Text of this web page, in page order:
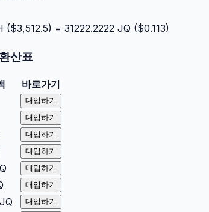
($3,512.5) = 31222.2222 JQ ($0.113)
산표
바로가기
대입하기
대입하기
대입하기
대입하기
대입하기
대입하기
JQ 대입하기